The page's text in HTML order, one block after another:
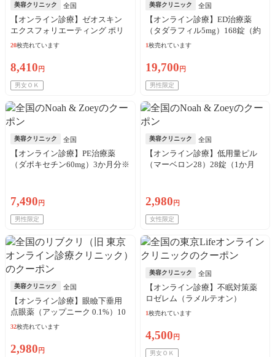
美容クリニック 全国
【オンライン診療】ゼオスキン
エクスフォリエーティング ポリ
ッシュ（65g）※初診料・送料込
20枚売れています
8,410 円
男女ＯＫ
美容クリニック 全国
【オンライン診療】ED治療薬
（タダラフィル5mg）168錠（約
6か月分）※初診料・送料込
1枚売れています
19,700 円
男性限定
美容クリニック 全国
【オンライン診療】PE治療薬
（ダポキセチン60mg）3か月分※
7,490 円
男性限定
美容クリニック 全国
【オンライン診療】低用量ピル
（マーベロン28）28錠（1か月
2,980 円
女性限定
美容クリニック 全国
【オンライン診療】眼瞼下垂用
点眼薬（アップニーク 0.1%）10
本（10日分）※初診料・送料込
32枚売れています
2,980 円
美容クリニック 全国
【オンライン診療】不眠対策薬
ロゼレム（ラメルテオン）
8mg（30日分）※初診料・送料込
1枚売れています
4,500 円
男女ＯＫ